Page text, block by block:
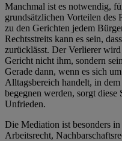
Manchmal ist es notwendig,
grundsätzlichen Vorteilen des
zu den Gerichten jedem
Rechtsstreits kann es sein,
zurücklässt. Der Verlierer
Gericht nicht ihm, sondern
Gerade dann, wenn es sich
Alltagsbereich handelt, in
begegnen werden, sorgt
Unfrieden.
Die Mediation ist besonders
Arbeitsrecht,